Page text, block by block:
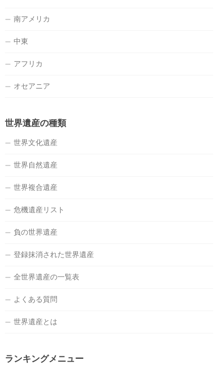
南アメリカ
中東
アフリカ
オセアニア
世界遺産の種類
世界文化遺産
世界自然遺産
世界複合遺産
危機遺産リスト
負の世界遺産
登録抹消された世界遺産
全世界遺産の一覧表
よくある質問
世界遺産とは
ランキングメニュー